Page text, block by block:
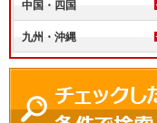
中国・四国
九州・沖縄